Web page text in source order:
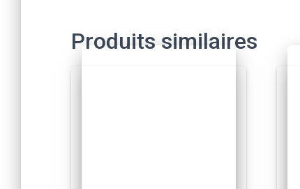
Produits similaires